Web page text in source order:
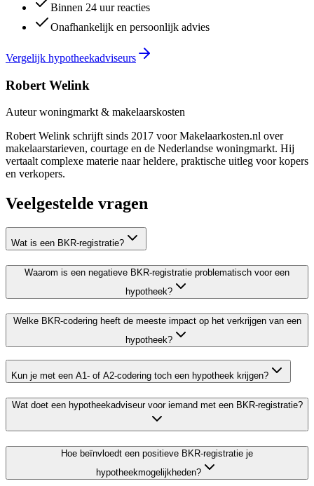
Binnen 24 uur reacties
Onafhankelijk en persoonlijk advies
Vergelijk hypotheekadviseurs
Robert Welink
Auteur woningmarkt & makelaarskosten
Robert Welink schrijft sinds 2017 voor Makelaarkosten.nl over
makelaarstarieven, courtage en de Nederlandse woningmarkt. Hij
vertaalt complexe materie naar heldere, praktische uitleg voor kopers
en verkopers.
Veelgestelde vragen
Wat is een BKR-registratie?
Waarom is een negatieve BKR-registratie problematisch voor een
hypotheek?
Welke BKR-codering heeft de meeste impact op het verkrijgen van een
hypotheek?
Kun je met een A1- of A2-codering toch een hypotheek krijgen?
Wat doet een hypotheekadviseur voor iemand met een BKR-registratie?
Hoe beïnvloedt een positieve BKR-registratie je
hypotheekmogelijkheden?